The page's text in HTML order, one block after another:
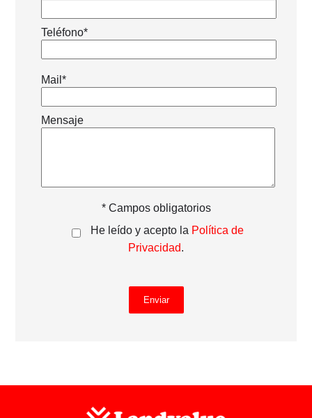
Teléfono*
Mail*
Mensaje
* Campos obligatorios
He leído y acepto la Política de
Privacidad.
Enviar